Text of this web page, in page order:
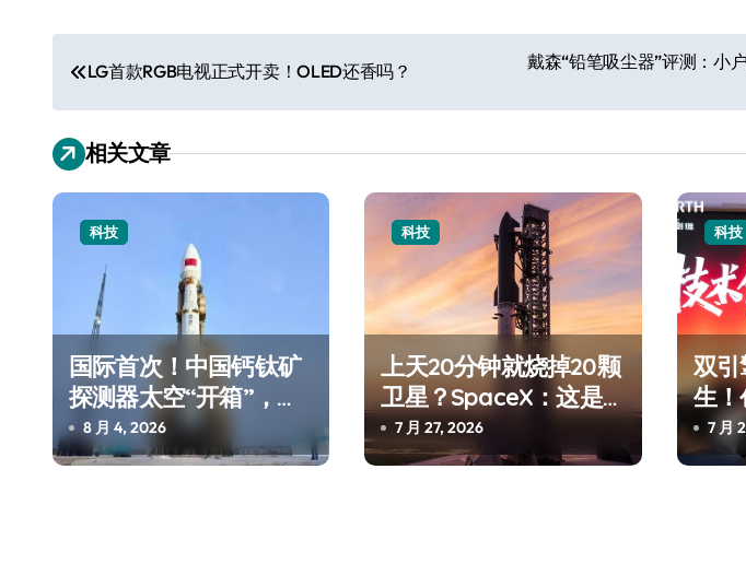
文
章
导
航
LG首款RGB电视正式开卖！OLED还香吗？
戴森“铅笔吸尘器”评测：小
相关文章
科技
国际首次！中国钙钛矿
探测器太空“开箱”，一
边探测射线一边光伏发
电
8 月 4, 2026
科技
上天20分钟就烧掉20颗
卫星？SpaceX：这是
测试，不是事故
7 月 27, 2026
科技
双
生！
品发
7 月